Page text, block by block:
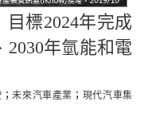
標2024年完成
年氫能和電
； 未來汽車產業 ； 現代汽車集